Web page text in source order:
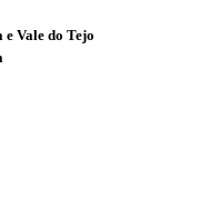
Vale do Tejo